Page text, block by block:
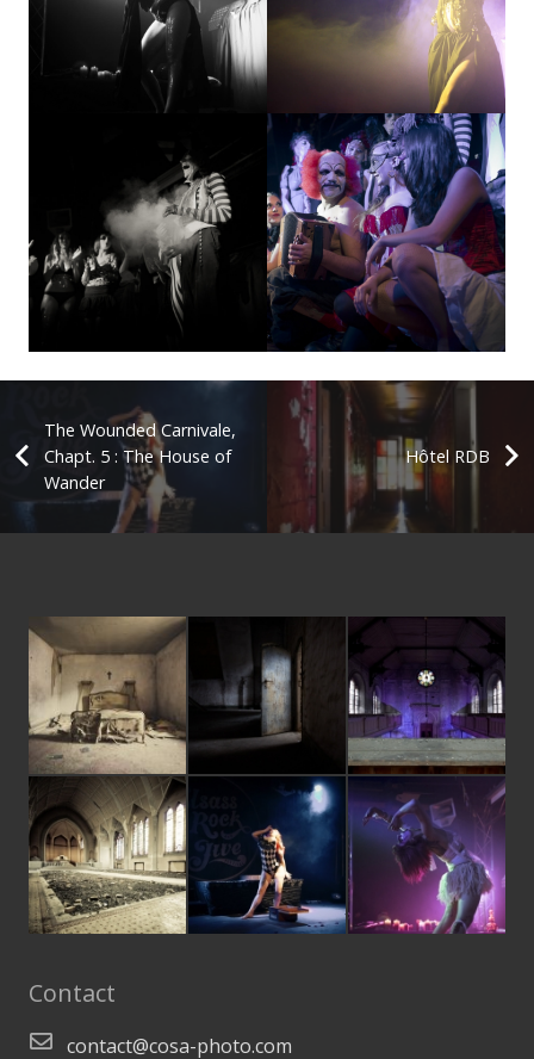
Hôtel RDB
The Wounded Carnivale,
Chapt. 5 : The House of
Wander
Contact
contact@cosa-photo.com